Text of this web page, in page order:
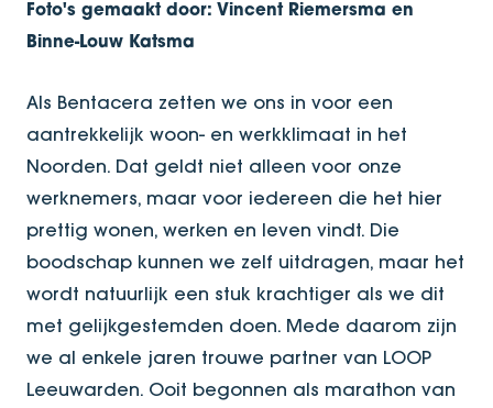
Foto's gemaakt door: Vincent Riemersma en
Binne-Louw Katsma
Als Bentacera zetten we ons in voor een
aantrekkelijk woon- en werkklimaat in het
Noorden. Dat geldt niet alleen voor onze
werknemers, maar voor iedereen die het hier
prettig wonen, werken en leven vindt. Die
boodschap kunnen we zelf uitdragen, maar het
wordt natuurlijk een stuk krachtiger als we dit
met gelijkgestemden doen. Mede daarom zijn
we al enkele jaren trouwe partner van LOOP
Leeuwarden. Ooit begonnen als marathon van